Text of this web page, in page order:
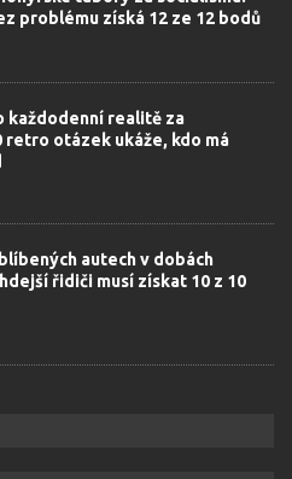
problému získá 12 ze 12 bodů
každodenní realitě za
retro otázek ukáže, kdo má
autech v dobách
řidiči musí získat 10 z 10